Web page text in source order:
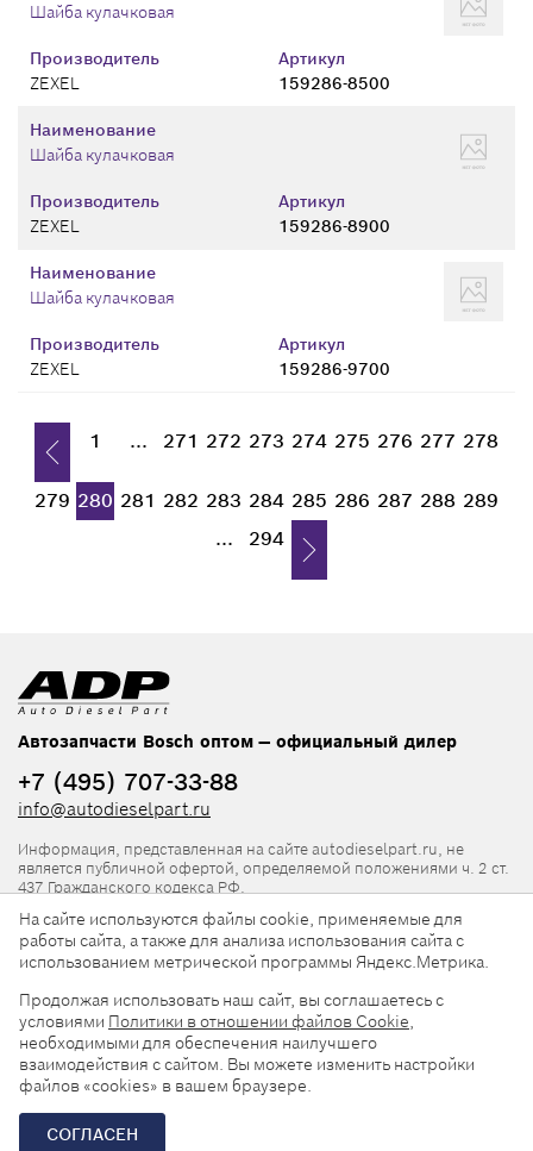
Производитель
ZEXEL
Артикул
159286-8500
Шайба кулачковая
Производитель
ZEXEL
Артикул
159286-8900
Наименование
Шайба кулачковая
Производитель
ZEXEL
Артикул
159286-9700
Наименование
Шайба кулачковая
1 ... 271 272 273 274 275 276 277 278
279 280 281 282 283 284 285 286 287 288 289
...
294
Автозапчасти Bosch оптом — официальный дилер
+7 (495) 707-33-88
info@autodieselpart.ru
Информация, представленная на сайте autodieselpart.ru, не
является публичной офертой, определяемой положениями ч. 2 ст.
437 Гражданского кодекса РФ.
Нормативная документация
ADP в социальных сетях
© 2026, ООО «АвтоДизельПарт». Все права защищены.
Разработка сайта —
На сайте используются файлы cookie, применяемые для
работы сайта, а также для анализа использования сайта с
использованием метрической программы Яндекс.Метрика.
Продолжая использовать наш сайт, вы соглашаетесь с
условиями Политики в отношении файлов Cookie,
необходимыми для обеспечения наилучшего
взаимодействия с сайтом. Вы можете изменить настройки
файлов «cookies» в вашем браузере.
СОГЛАСЕН